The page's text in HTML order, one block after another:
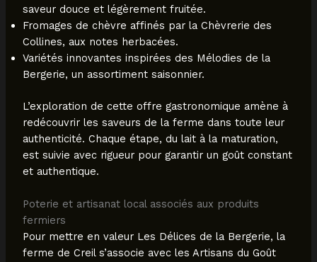
saveur douce et légèrement fruitée.
Fromages de chèvre affinés par la Chèvrerie des
Collines, aux notes herbacées.
Variétés innovantes inspirées des Mélodies de la
Bergerie, un assortiment saisonnier.
L’exploration de cette offre gastronomique amène à
redécouvrir les saveurs de la ferme dans toute leur
authenticité. Chaque étape, du lait à la maturation,
est suivie avec rigueur pour garantir un goût constant
et authentique.
Poterie et artisanat local associés aux produits
fermiers
Pour mettre en valeur Les Délices de la Bergerie, la
ferme de Creil s’associe avec les Artisans du Goût